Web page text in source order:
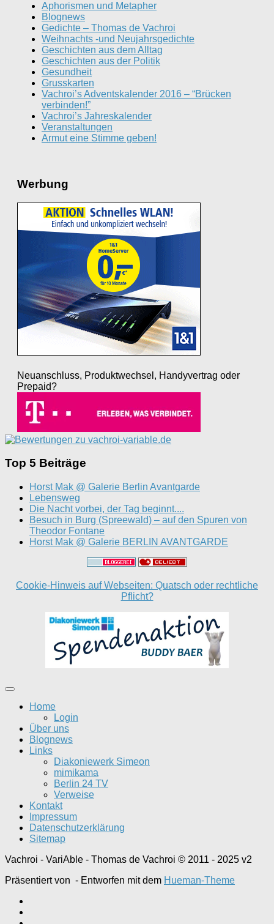
Aphorismen und Metapher
Blognews
Gedichte – Thomas de Vachroi
Weihnachts -und Neujahrsgedichte
Geschichten aus dem Alltag
Geschichten aus der Politik
Gesundheit
Grusskarten
Vachroi’s Adventskalender 2016 – “Brücken
verbinden!”
Vachroi’s Jahreskalender
Veranstaltungen
Armut eine Stimme geben!
Werbung
Neuanschluss, Produktwechsel, Handyvertrag oder
Prepaid?
Top 5 Beiträge
Horst Mak @ Galerie Berlin Avantgarde
Lebensweg
Die Nacht vorbei, der Tag beginnt....
Besuch in Burg (Spreewald) – auf den Spuren von
Theodor Fontane
Horst Mak @ Galerie BERLIN AVANTGARDE
Cookie-Hinweis auf Webseiten: Quatsch oder rechtliche
Pflicht?
Home
Login
Über uns
Blognews
Links
Diakoniewerk Simeon
mimikama
Berlin 24 TV
Verweise
Kontakt
Impressum
Datenschutzerklärung
Sitemap
Vachroi - VariAble - Thomas de Vachroi © 2011 - 2025 v2
Präsentiert von - Entworfen mit dem Hueman-Theme